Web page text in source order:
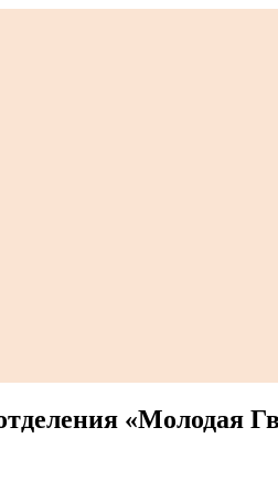
«Молодая